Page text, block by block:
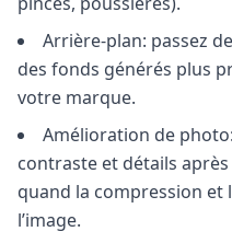
Arrière-plan: passez
des fonds générés plus
votre marque.
Amélioration de
contraste et détails après
quand la compression
l’image.